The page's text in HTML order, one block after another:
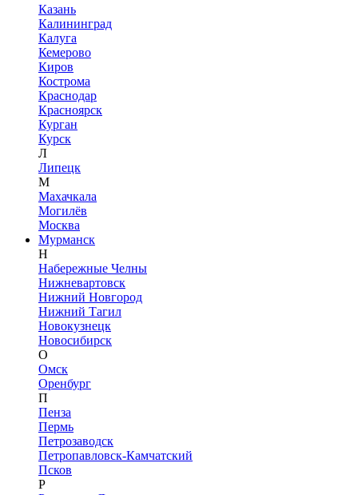
Казань
Калининград
Калуга
Кемерово
Киров
Кострома
Краснодар
Красноярск
Курган
Курск
Л
Липецк
М
Махачкала
Могилёв
Москва
Мурманск
Н
Набережные Челны
Нижневартовск
Нижний Новгород
Нижний Тагил
Новокузнецк
Новосибирск
О
Омск
Оренбург
П
Пенза
Пермь
Петрозаводск
Петропавловск-Камчатский
Псков
Р